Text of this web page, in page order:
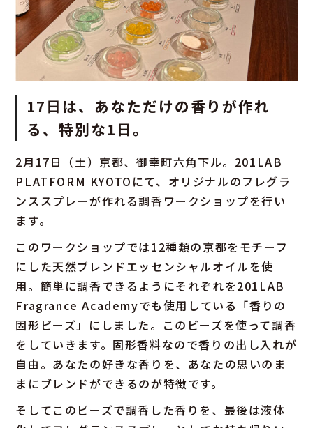
17日は、あなただけの香りが作れ
る、特別な1日。
2月17日（土）京都、御幸町六角下ル。201LAB
PLATFORM KYOTOにて、オリジナルのフレグラ
ンススプレーが作れる調香ワークショップを行い
ます。
このワークショップでは12種類の京都をモチーフ
にした天然ブレンドエッセンシャルオイルを使
用。簡単に調香できるようにそれぞれを201LAB
Fragrance Academyでも使用している「香りの
固形ビーズ」にしました。このビーズを使って調香
をしていきます。固形香料なので香りの出し入れが
自由。あなたの好きな香りを、あなたの思いのま
まにブレンドができるのが特徴です。
そしてこのビーズで調香した香りを、最後は液体